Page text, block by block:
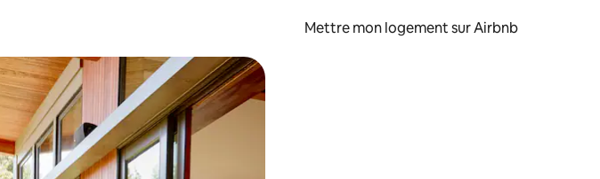
Mettre mon logement sur Airbnb